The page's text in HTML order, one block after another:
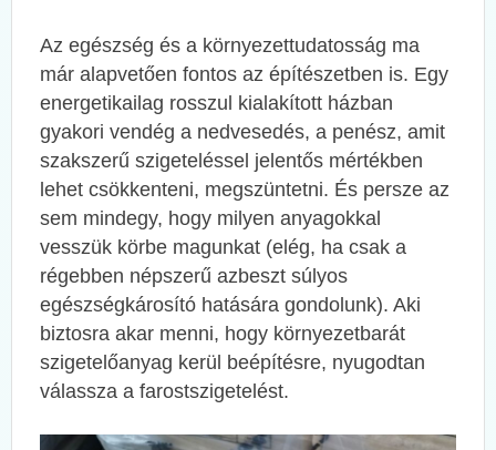
Az egészség és a környezettudatosság ma
már alapvetően fontos az építészetben is. Egy
energetikailag rosszul kialakított házban
gyakori vendég a nedvesedés, a penész, amit
szakszerű szigeteléssel jelentős mértékben
lehet csökkenteni, megszüntetni. És persze az
sem mindegy, hogy milyen anyagokkal
vesszük körbe magunkat (elég, ha csak a
régebben népszerű azbeszt súlyos
egészségkárosító hatására gondolunk). Aki
biztosra akar menni, hogy környezetbarát
szigetelőanyag kerül beépítésre, nyugodtan
válassza a farostszigetelést.